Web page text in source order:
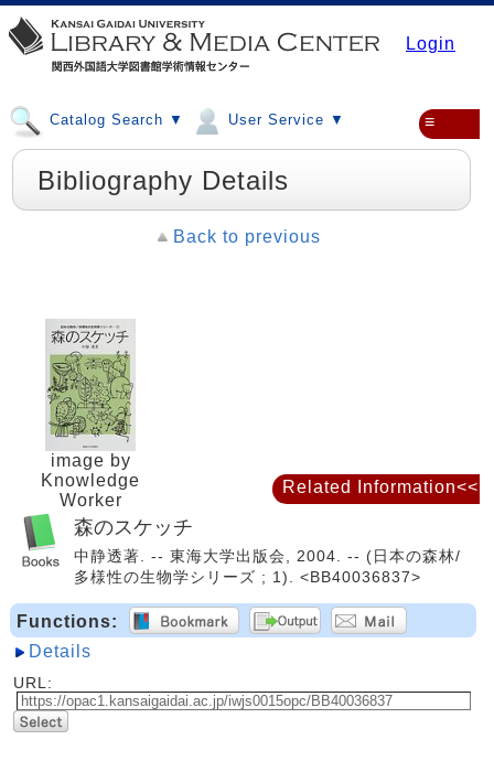
Login
Catalog Search ▼ User Service ▼ ≡
Bibliography Details
Back to previous
image by
Knowledge
Worker
森のスケッチ
中静透著. -- 東海大学出版会, 2004. -- (日本の森林/
多様性の生物学シリーズ ; 1). <BB40036837>
Functions:
Details
URL:
Related Information<<